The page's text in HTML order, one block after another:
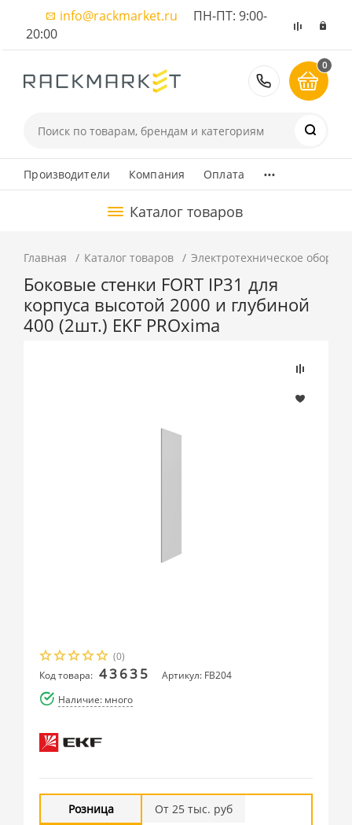
info@rackmarket.ru ПН-ПТ: 9:00-
20:00
8 (495)
0
Производители Компания Оплата ...
Каталог товаров
Главная Каталог товаров Электротехническое
Боковые стенки FORT IP31 для
корпуса высотой 2000 и глубиной
400 (2шт.) EKF PROxima
(0)
Код товара: 43635
Артикул: FB204
Наличие: много
Розница
От 25 тыс. руб